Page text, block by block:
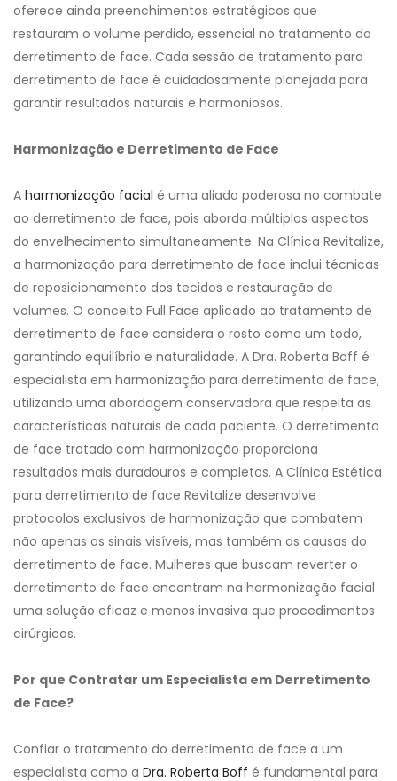
oferece ainda preenchimentos estratégicos que
restauram o volume perdido, essencial no tratamento do
derretimento de face. Cada sessão de tratamento para
derretimento de face é cuidadosamente planejada para
garantir resultados naturais e harmoniosos.
Harmonização e Derretimento de Face
A harmonização facial é uma aliada poderosa no combate
ao derretimento de face, pois aborda múltiplos aspectos
do envelhecimento simultaneamente. Na Clínica Revitalize,
a harmonização para derretimento de face inclui técnicas
de reposicionamento dos tecidos e restauração de
volumes. O conceito Full Face aplicado ao tratamento de
derretimento de face considera o rosto como um todo,
garantindo equilíbrio e naturalidade. A Dra. Roberta Boff é
especialista em harmonização para derretimento de face,
utilizando uma abordagem conservadora que respeita as
características naturais de cada paciente. O derretimento
de face tratado com harmonização proporciona
resultados mais duradouros e completos. A Clínica Estética
para derretimento de face Revitalize desenvolve
protocolos exclusivos de harmonização que combatem
não apenas os sinais visíveis, mas também as causas do
derretimento de face. Mulheres que buscam reverter o
derretimento de face encontram na harmonização facial
uma solução eficaz e menos invasiva que procedimentos
cirúrgicos.
Por que Contratar um Especialista em Derretimento
de Face?
Confiar o tratamento do derretimento de face a um
especialista como a Dra. Roberta Boff é fundamental para